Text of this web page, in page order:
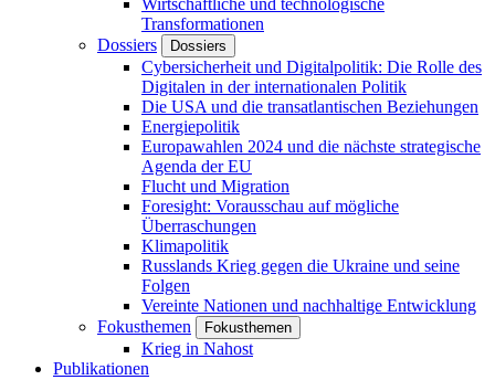
Wirtschaftliche und technologische
Transformationen
Dossiers
Dossiers
Cybersicherheit und Digitalpolitik: Die Rolle des
Digitalen in der internationalen Politik
Die USA und die transatlantischen Beziehungen
Energiepolitik
Europawahlen 2024 und die nächste strategische
Agenda der EU
Flucht und Migration
Foresight: Vorausschau auf mögliche
Überraschungen
Klimapolitik
Russlands Krieg gegen die Ukraine und seine
Folgen
Vereinte Nationen und nachhaltige Entwicklung
Fokusthemen
Fokusthemen
Krieg in Nahost
Publikationen